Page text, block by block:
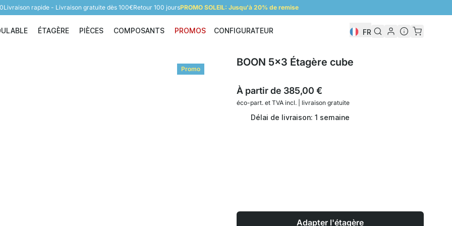
Livraison rapide - Livraison gratuite dès 100€Retour 100 joursPROMO SOLEIL: Jusqu'à 20% de remise
Étagère modulable
ÉTAGÈRE
Étagère
PIÈCES
Pièces
COMPOSANTS
Composants
PROMOS CONFIGURATEUR FR
Promo
BOON 5x3 Étagère cube
À partir de 385,00 €
éco-part. etTVA incl. | livraison gratuite
Délai de livraison: 1 semaine
Adapter l'étagère